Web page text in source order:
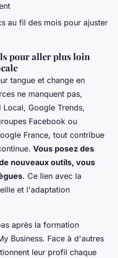
au fil des mois pour ajuster
pour aller plus loin
tangue et change en
ne manquent pas,
Google Trends,
Facebook ou
France, tout contribue
Vous posez des
nouveaux outils, vous
. Ce lien avec la
et l'adaptation
après la formation
Business. Face à d'autres
leur profil chaque